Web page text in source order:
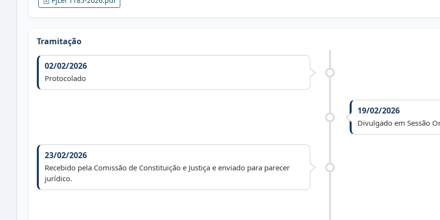
Tramitação
02/02/2026
Protocolado
19/02/2026
Divulgado em Sessão
23/02/2026
Recebido pela Comissão de Constituição e Justiça e enviado para parecer
jurídico.